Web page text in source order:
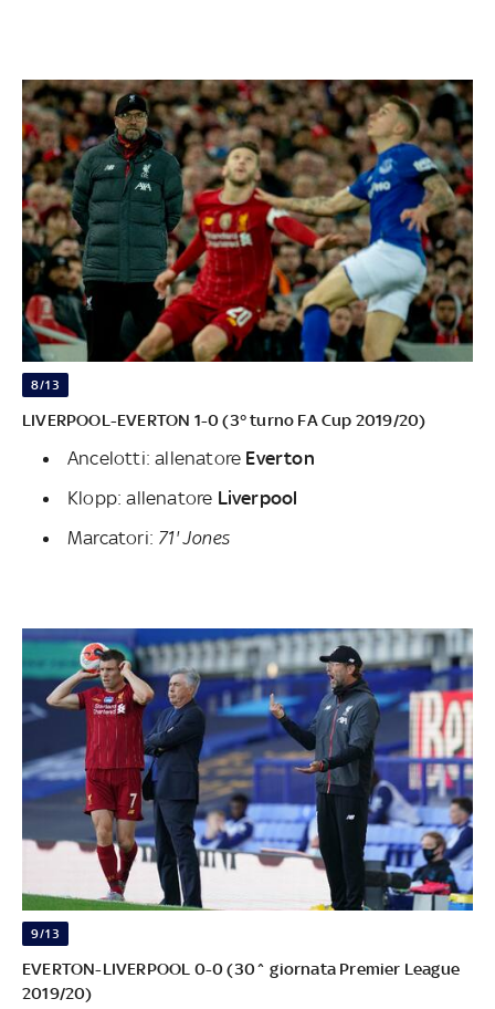
8/13
LIVERPOOL-EVERTON 1-0 (3° turno FA Cup 2019/20)
Ancelotti: allenatore Everton
Klopp: allenatore Liverpool
Marcatori: 71' Jones
9/13
EVERTON-LIVERPOOL 0-0 (30^ giornata Premier League
2019/20)